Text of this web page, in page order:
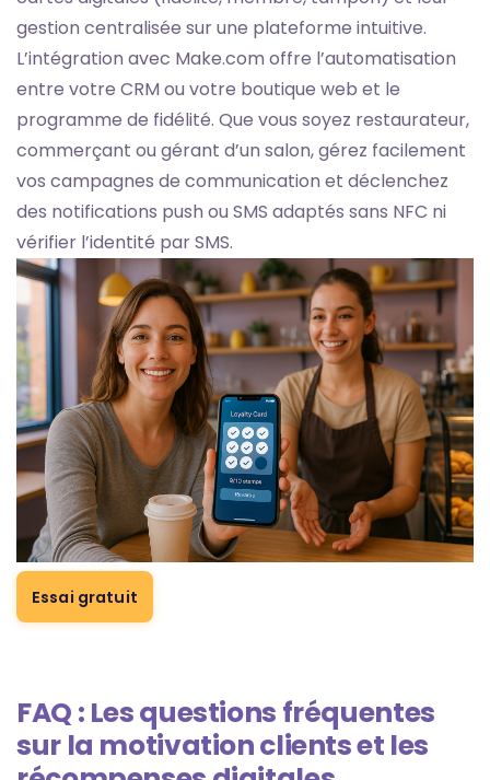
gestion centralisée sur une plateforme intuitive.
L’intégration avec Make.com offre l’automatisation
entre votre CRM ou votre boutique web et le
programme de fidélité. Que vous soyez restaurateur,
commerçant ou gérant d’un salon, gérez facilement
vos campagnes de communication et déclenchez
des notifications push ou SMS adaptés sans NFC ni
vérifier l’identité par SMS.
Essai gratuit
FAQ : Les questions fréquentes
sur la motivation clients et les